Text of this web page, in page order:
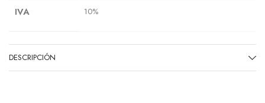
IVA 10%
DESCRIPCIÓN